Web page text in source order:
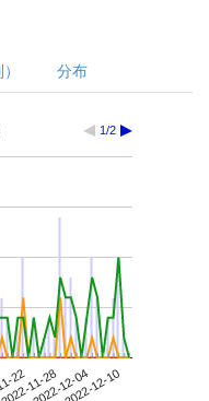
分布
1/2
2211-28
2022-12-042022-12-10